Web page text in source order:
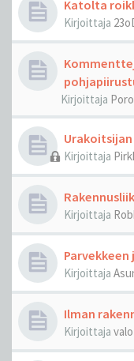
Katolta
Kirjoittaja
Kirjoittaja
Kirjoittaja
Kirjoittaja
Kirjoittaja
Ilman
Kirjoittaja valo